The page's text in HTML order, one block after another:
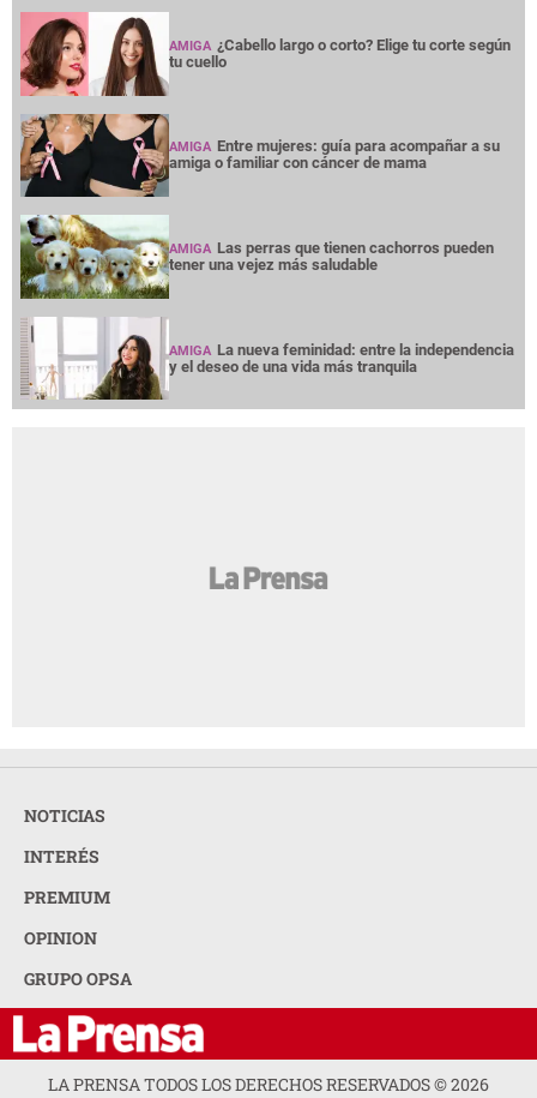
AMIGA ¿Cabello largo o corto? Elige tu corte según
tu cuello
AMIGA Entre mujeres: guía para acompañar a su
amiga o familiar con cáncer de mama
AMIGA Las perras que tienen cachorros pueden
tener una vejez más saludable
AMIGA La nueva feminidad: entre la independencia
y el deseo de una vida más tranquila
NOTICIAS
INTERÉS
PREMIUM
OPINION
GRUPO OPSA
LA PRENSA TODOS LOS DERECHOS RESERVADOS ©2026